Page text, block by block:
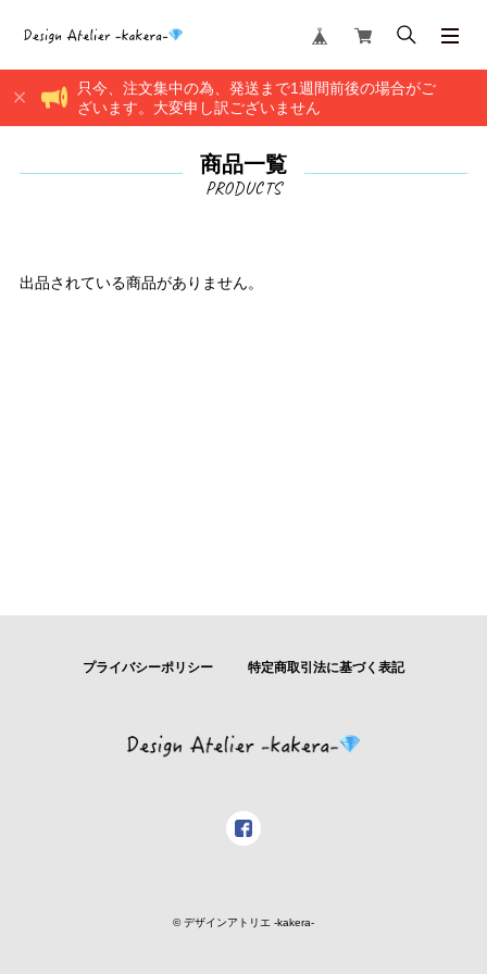
只今、注文集中の為、発送まで1週間前後の場合がご
ざいます。大変申し訳ございません
商品一覧
出品されている商品がありません。
プライバシーポリシー 特定商取引法に基づく表記
© デザインアトリエ -kakera-